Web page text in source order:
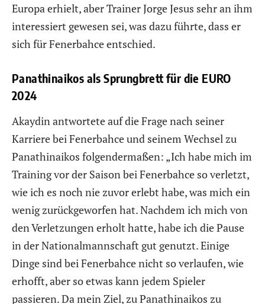
Europa erhielt, aber Trainer Jorge Jesus sehr an ihm
interessiert gewesen sei, was dazu führte, dass er
sich für Fenerbahce entschied.
Panathinaikos als Sprungbrett für die EURO
2024
Akaydin antwortete auf die Frage nach seiner
Karriere bei Fenerbahce und seinem Wechsel zu
Panathinaikos folgendermaßen: „Ich habe mich im
Training vor der Saison bei Fenerbahce so verletzt,
wie ich es noch nie zuvor erlebt habe, was mich ein
wenig zurückgeworfen hat. Nachdem ich mich von
den Verletzungen erholt hatte, habe ich die Pause
in der Nationalmannschaft gut genutzt. Einige
Dinge sind bei Fenerbahce nicht so verlaufen, wie
erhofft, aber so etwas kann jedem Spieler
passieren. Da mein Ziel, zu Panathinaikos zu